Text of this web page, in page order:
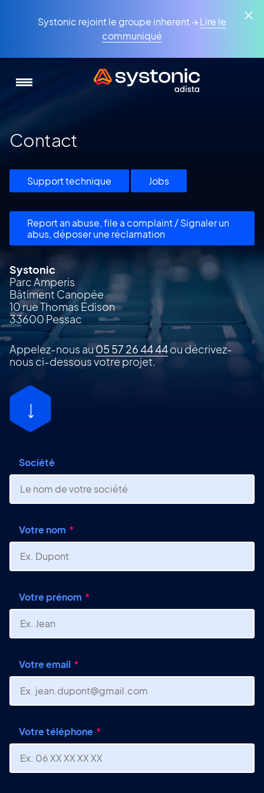
Systonic rejoint le groupe inherent →Lire le
communiqué
Contact
Support technique Jobs
Report an abuse, file a complaint / Signaler un
abus, déposer une réclamation
Systonic
Parc Amperis
Bâtiment Canopée
10 rue Thomas Edison
33600 Pessac
Appelez-nous au05 57 26 44 44ou décrivez-
nous ci-dessous votre projet.
Société
Votre nom
Votre prénom
Votre email
Votre téléphone